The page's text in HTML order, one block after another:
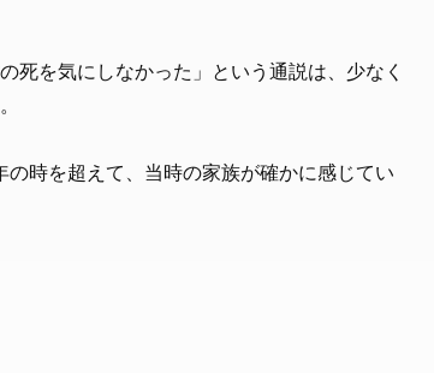
死を気にしなかった」という通説は、少なく
時を超えて、当時の家族が確かに感じてい